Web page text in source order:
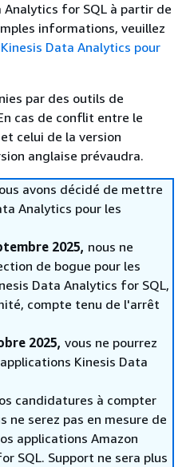
Analytics for SQL à partir de
informations, veuillez
Data Analytics pour
par des outils de
cas de conflit entre le
celui de la version
anglaise prévaudra.
avons décidé de mettre
Analytics pour les
2025, nous ne
de bogue pour les
Data Analytics for SQL,
compte tenu de l'arrêt
2025, vous ne pourrez
Kinesis Data
candidatures à compter
ne serez pas en mesure de
applications Amazon
SQL. Support ne sera plus